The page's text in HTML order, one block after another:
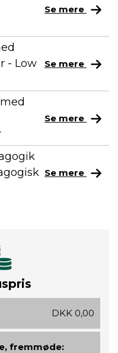
Se mere
- Low
Se mere
Se mere
Se mere
DKK 0,00
fremmøde: